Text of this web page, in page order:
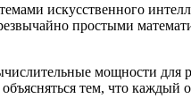
искусственного
простыми
мощности для
тем, что каждый